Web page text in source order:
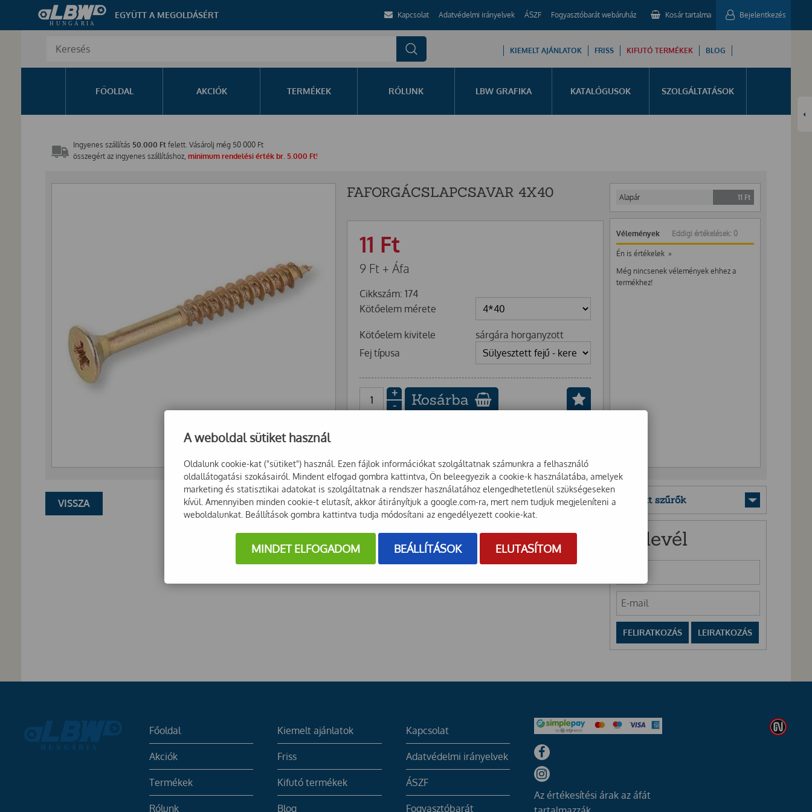
EGYÜTT A MEGOLDÁSÉRT Kapcsolat Adatvédelmi irányelvek ÁSZF Fogyasztóbarát webáruház Kosár tartalma Bejelentkezés
KIEMELT AJÁNLATOK FRISS KIFUTÓ TERMÉKEK BLOG
FŐOLDAL AKCIÓK TERMÉKEK RÓLUNK LBW GRAFIKA KATALÓGUSOK SZOLGÁLTATÁSOK
Ingyenes szállítás 50.000 Ft felett. Vásárolj még 50 000 Ft
összegért az ingyenes szállításhoz, minimum rendelési érték br. 5.000 Ft!
FAFORGÁCSLAPCSAVAR 4X40
11 Ft
9 Ft + Áfa
Cikkszám: 174
Kötőelem mérete
Kötőelem kivitele
sárgára horganyzott
Fej típusa
+
-
Kosárba
VISSZA
Alapár 11 Ft
Vélemények Eddigi értékelések: 0
Én is értékelek »
Még nincsenek vélemények ehhez a
termékhez!
Mentett szűrők
Hírlevél
Főoldal
Akciók
Termékek
Rólunk
Kiemelt ajánlatok
Friss
Kifutó termékek
Blog
Kapcsolat
Adatvédelmi irányelvek
ÁSZF
Fogyasztóbarát
Az értékesítési árak az áfát
A weboldal sütiket használ
Oldalunk cookie-kat ("sütiket") használ. Ezen fájlok információkat szolgáltatnak számunkra a felhasználó
oldallátogatási szokásairól. Mindent elfogad gombra kattintva, Ön beleegyezik a cookie-k használatába, amelyek
marketing és statisztikai adatokat is szolgáltatnak a rendszer használatához elengedhetetlenül szükségeseken
kívül. Amennyiben minden cookie-t elutasít, akkor átirányítjuk a google.com-ra, mert nem tudjuk megjeleníteni a
weboldalunkat. Beállítások gombra kattintva tudja módosítani az engedélyezett cookie-kat.
MINDET ELFOGADOM BEÁLLÍTÁSOK ELUTASÍTOM